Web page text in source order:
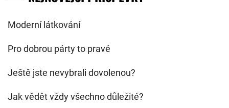
Moderní látkování
Pro dobrou párty to pravé
Ještě jste nevybrali dovolenou?
Jak vědět vždy všechno důležité?